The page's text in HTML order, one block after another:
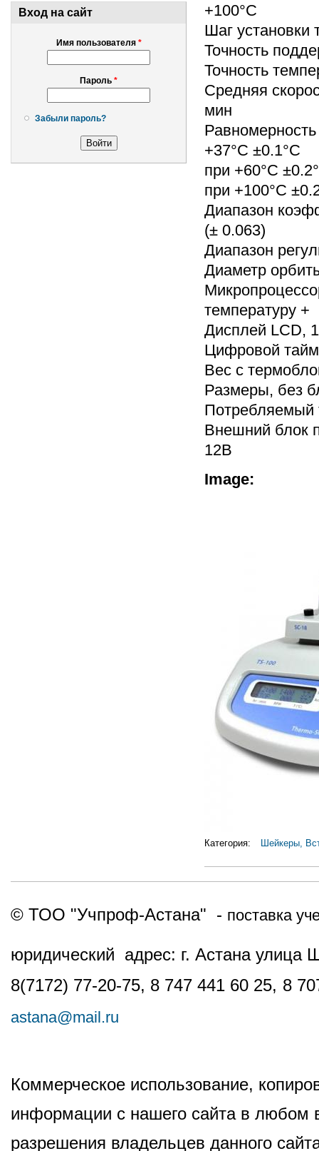
Вход на сайт
Имя пользователя *
Пароль *
Забыли пароль?
+100°C
Шаг установки
Точность
Точность
Средняя
мин
+37°C ±0.1°C
при +60°C
при +100°C
Диапазон
(± 0.063)
Диапазон
Диаметр
температуру +
Дисплей LCD,
Цифровой
Вес с
Размеры, без
Потребляемый
Внешний блок
12В
Image:
Категория: Шейкеры,
© ТОО "Учпроф-Астана" - поставка
юридический адрес: г. Астана
8(7172) 77-20-75, 8 747 441 60 25, 8
astana@mail.ru
Коммерческое использование,
информации с нашего сайта в любом
разрешения владельцев данного